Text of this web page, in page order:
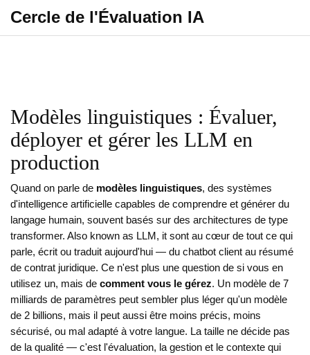
Cercle de l'Évaluation IA
Modèles linguistiques : Évaluer,
déployer et gérer les LLM en
production
Quand on parle de modèles linguistiques, des systèmes
d'intelligence artificielle capables de comprendre et générer du
langage humain, souvent basés sur des architectures de type
transformer. Also known as LLM , it sont au cœur de tout ce qui
parle, écrit ou traduit aujourd'hui — du chatbot client au résumé
de contrat juridique. Ce n'est plus une question de si vous en
utilisez un, mais de comment vous le gérez. Un modèle de 7
milliards de paramètres peut sembler plus léger qu'un modèle
de 2 billions, mais il peut aussi être moins précis, moins
sécurisé, ou mal adapté à votre langue. La taille ne décide pas
de la qualité — c'est l'évaluation, la gestion et le contexte qui